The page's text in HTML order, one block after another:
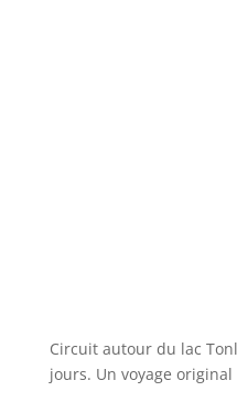
Circuit autour du lac
jours. Un voyage